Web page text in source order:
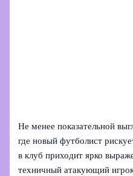
Не менее показательной
где новый футболист
в клуб приходит ярко
техничный атакующий